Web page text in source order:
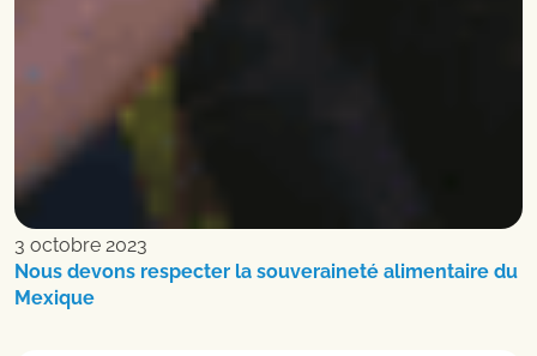
3 octobre 2023
Nous devons respecter la souveraineté alimentaire du
Mexique